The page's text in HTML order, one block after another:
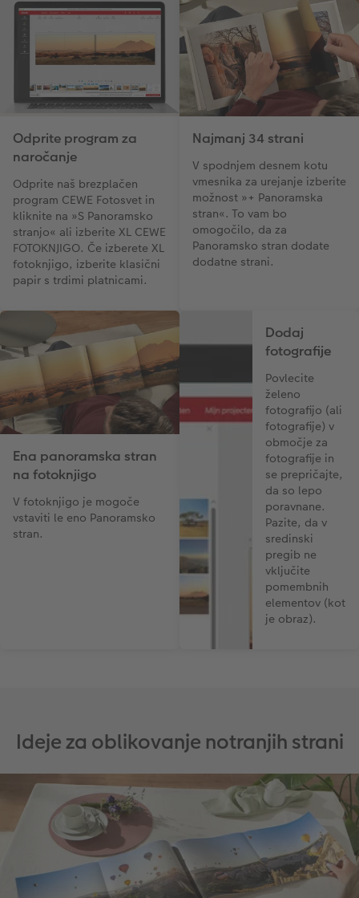
Odprite program za
naročanje
Odprite naš brezplačen
program CEWE Fotosvet in
kliknite na »S Panoramsko
stranjo« ali izberite XL CEWE
FOTOKNJIGO. Če izberete XL
fotoknjigo, izberite klasični
papir s trdimi platnicami.
Najmanj 34 strani
V spodnjem desnem kotu
vmesnika za urejanje izberite
možnost »+ Panoramska
stran«. To vam bo
omogočilo, da za
Panoramsko stran dodate
dodatne strani.
Ena panoramska stran
na fotoknjigo
V fotoknjigo je mogoče
vstaviti le eno Panoramsko
stran.
Dodaj
fotografije
Povlecite
želeno
fotografijo (ali
fotografije) v
območje za
fotografije in
se prepričajte,
da so lepo
poravnane.
Pazite, da v
sredinski
pregib ne
vključite
pomembnih
elementov (kot
je obraz).
Ideje za oblikovanje notranjih strani